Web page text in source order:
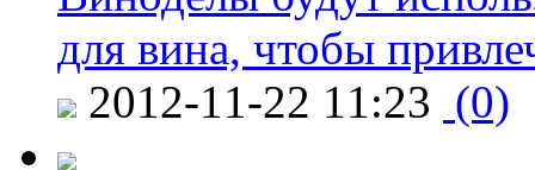
для вина, чтобы
2012-11-22 11:23 (0)